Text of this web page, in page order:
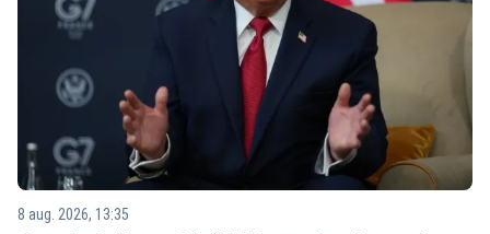
8 aug. 2026, 13:35